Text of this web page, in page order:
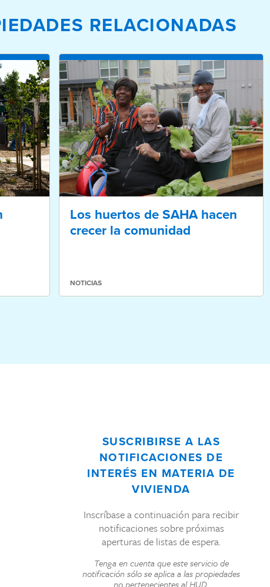
RELACIONADAS
Los huertos de SAHA hacen
crecer la comunidad
NOTICIAS
SUSCRIBIRSE A LAS
NOTIFICACIONES DE
INTERÉS EN MATERIA DE
VIVIENDA
Inscríbase a continuación para recibir
notificaciones sobre próximas
aperturas de listas de espera.
Tenga en cuenta que este servicio de
notificación sólo se aplica a las propiedades
no pertenecientes al HUD.